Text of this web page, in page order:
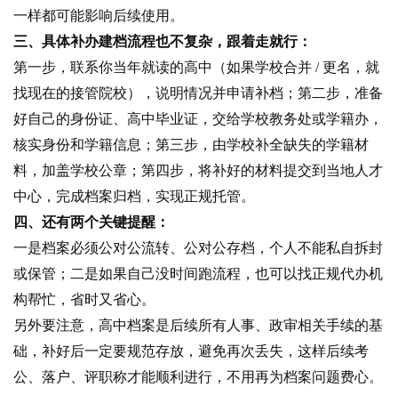
一样都可能影响后续使用。
三、具体补办建档流程也不复杂，跟着走就行：
第一步，联系你当年就读的高中（如果学校合并 / 更名，就
找现在的接管院校），说明情况并申请补档；第二步，准备
好自己的身份证、高中毕业证，交给学校教务处或学籍办，
核实身份和学籍信息；第三步，由学校补全缺失的学籍材
料，加盖学校公章；第四步，将补好的材料提交到当地人才
中心，完成档案归档，实现正规托管。
四、还有两个关键提醒：
一是档案必须公对公流转、公对公存档，个人不能私自拆封
或保管；二是如果自己没时间跑流程，也可以找正规代办机
构帮忙，省时又省心。
另外要注意，高中档案是后续所有人事、政审相关手续的基
础，补好后一定要规范存放，避免再次丢失，这样后续考
公、落户、评职称才能顺利进行，不用再为档案问题费心。